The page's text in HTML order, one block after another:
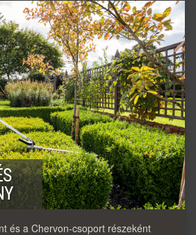
és a Chervon-csoport részeként